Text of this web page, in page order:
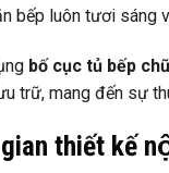
bếp luôn tươi sáng
bố cục tủ bếp
trữ, mang đến sự
thiết kế